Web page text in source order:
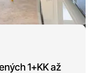
1+KK až